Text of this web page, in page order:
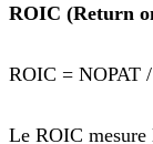
ROIC (Return
ROIC = NOPAT
Le ROIC